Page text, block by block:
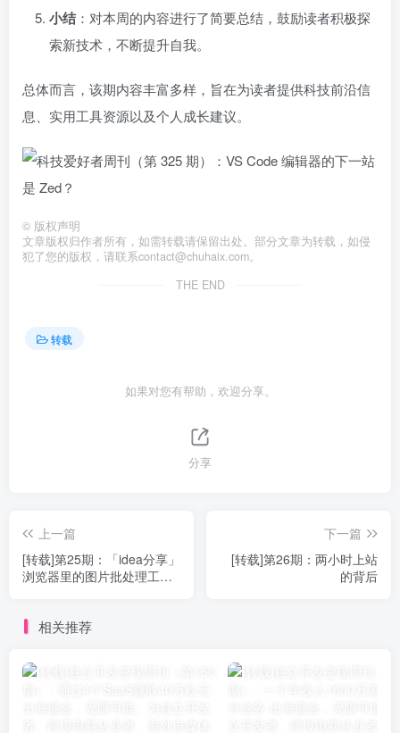
小结：对本周的内容进行了简要总结，鼓励读者积极探
索新技术，不断提升自我。
总体而言，该期内容丰富多样，旨在为读者提供科技前沿信
息、实用工具资源以及个人成长建议。
© 版权声明
文章版权归作者所有，如需转载请保留出处。部分文章为转载，如侵
犯了您的版权，请联系contact@chuhaix.com。
THE END
转载
如果对您有帮助，欢迎分享。
分享
上一篇
[转载]第25期：「idea分享」
浏览器里的图片批处理工具
下一篇
[转载]第26期：两小时上站
的背后
相关推荐